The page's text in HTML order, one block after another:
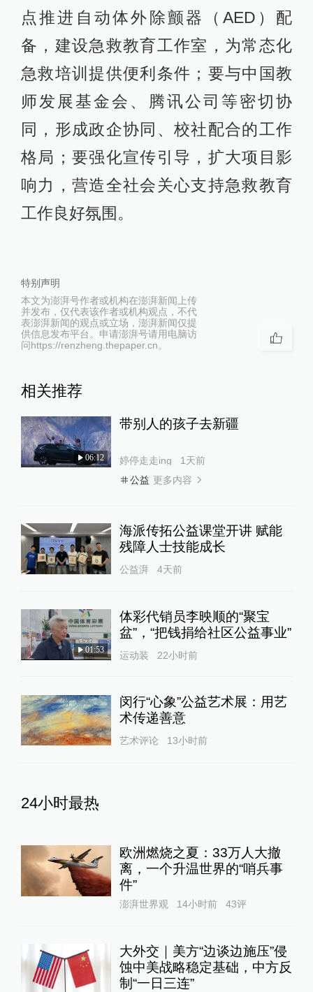
点推进自动体外除颤器（AED）配
备，建设急救教育工作室，为常态化
急救培训提供便利条件；要与中国教
师发展基金会、腾讯公司等密切协
同，形成政企协同、校社配合的工作
格局；要强化宣传引导，扩大项目影
响力，营造全社会关心支持急救教育
工作良好氛围。
特别声明
本文为澎湃号作者或机构在澎湃新闻上传
并发布，仅代表该作者或机构观点，不代
表澎湃新闻的观点或立场，澎湃新闻仅提
供信息发布平台。申请澎湃号请用电脑访
问https://renzheng.thepaper.cn。
相关推荐
06:12
带别人的孩子去新疆
婷停走走ing
1天前
公益 更多内容
海派传拓公益课堂开讲 赋能
残障人士技能成长
公益湃 4天前
01:53
体彩代销员李映顺的“聚宝
盆”，“把钱捐给社区公益事业”
运动装 22小时前
闵行“心象”公益艺术展：用艺
术传递善意
艺术评论 13小时前
24小时最热
欧洲燃烧之夏：33万人大撤
离，一个升温世界的“哨兵事
件”
澎湃世界观 14小时前 43评
大外交｜美方“边谈边施压”侵
蚀中美战略稳定基础，中方反
制“一日三连”